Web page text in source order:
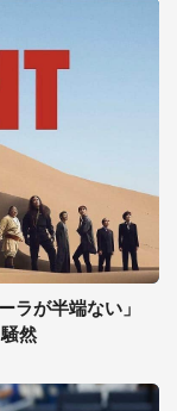
ラが半端ない」
然